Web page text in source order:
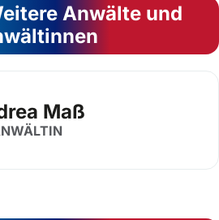
Anwälte und
Maß